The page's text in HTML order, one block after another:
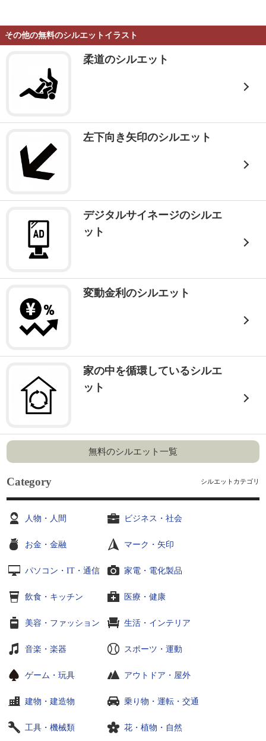
その他の無料のシルエットイラスト
柔道のシルエット
左下向き矢印のシルエット
デジタルサイネージのシルエ
ット
変動金利のシルエット
家の中を循環しているシルエ
ット
無料のシルエット一覧
Category シルエットカテゴリ
人物・人間 ビジネス・社会
お金・金融 マーク・矢印
パソコン・IT・通信 家電・電化製品
飲食・キッチン 医療・健康
美容・ファッション 生活・インテリア
音楽・楽器 スポーツ・運動
ゲーム・玩具 アウトドア・屋外
建物・建造物 乗り物・運転・交通
工具・機械類 花・植物・自然